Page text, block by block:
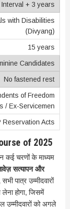
+ 3 years
with Disabilities
(Divyang)
15 years
Candidates
No fastened rest
of Freedom
/ Ex-Servicemen
Reservation Acts
of 2025
कई चरणों के माध्यम
सत्यापन और
पात्र उम्मीदवारों
लेना होगा, जिसमें
उम्मीदवारों को अगले